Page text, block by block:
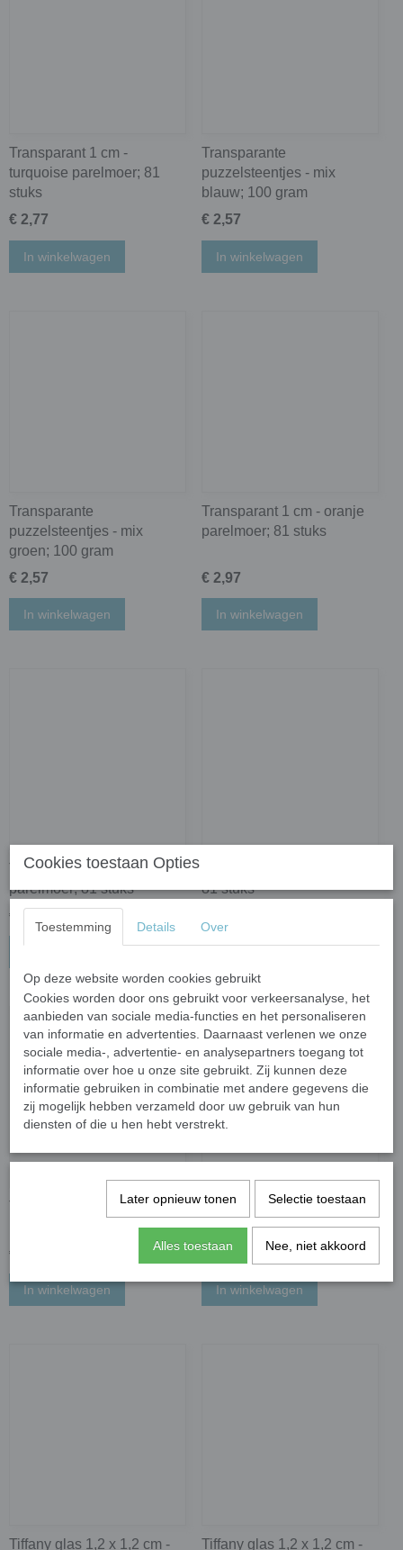
Transparant 1 cm -
turquoise parelmoer; 81
stuks
€ 2,77
In winkelwagen
Transparante
puzzelsteentjes - mix
blauw; 100 gram
€ 2,57
In winkelwagen
Transparante
puzzelsteentjes - mix
groen; 100 gram
€ 2,57
In winkelwagen
Transparant 1 cm - oranje
parelmoer; 81 stuks
€ 2,97
In winkelwagen
Transparant 1 cm - geel
parelmoer; 81 stuks
€ 3,87
81 stuks
Transparant 1 cm - amethist
€ 2,77
In winkelwagen
Tiffany glas 1,2 x 1,2 cm -
groen transparant; 50 gram
€ 1,70
In winkelwagen
Tiffany glas 1,2 x 1,2 cm - Tiffany glas 1,2 x 1,2 cm -
Cookies toestaan Opties
Toestemming Details Over
Op deze website worden cookies gebruikt
Cookies worden door ons gebruikt voor verkeersanalyse, het
aanbieden van sociale media-functies en het personaliseren
van informatie en advertenties. Daarnaast verlenen we onze
sociale media-, advertentie- en analysepartners toegang tot
informatie over hoe u onze site gebruikt. Zij kunnen deze
informatie gebruiken in combinatie met andere gegevens die
zij mogelijk hebben verzameld door uw gebruik van hun
diensten of die u hen hebt verstrekt.
Later opnieuw tonen Selectie toestaan
Alles toestaan Nee, niet akkoord